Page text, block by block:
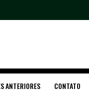
ANTERIORES CONTATO